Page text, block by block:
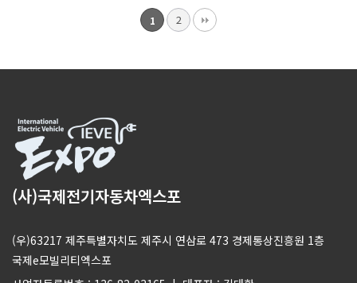
1 2
(사)국제전기자동차엑스포
(우)63217 제주특별자치도 제주시 연삼로 473 경제통상진흥원 1층
국제e모빌리티엑스포